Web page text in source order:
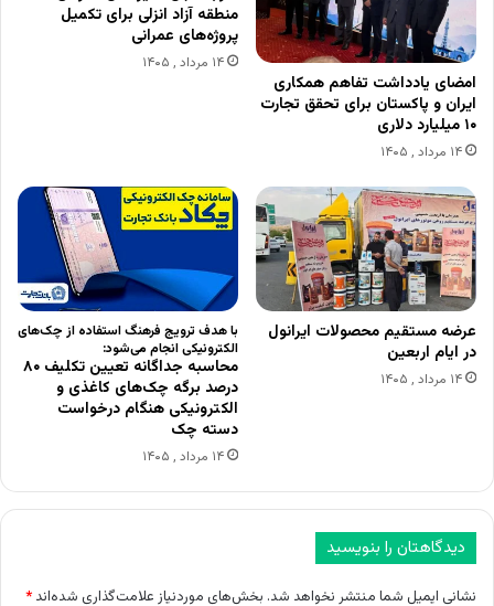
امضای یادداشت تفاهم همکاری
ایران و پاکستان برای تحقق تجارت
۱۰ میلیارد دلاری
۱۴ مرداد , ۱۴۰۵
منطقه آزاد انزلی برای تکمیل
پروژه‌های عمرانی
۱۴ مرداد , ۱۴۰۵
عرضه مستقیم محصولات ایرانول
در ایام اربعین
۱۴ مرداد , ۱۴۰۵
با هدف ترویج فرهنگ استفاده از چک‌های
الکترونیکی انجام می‌شود:
محاسبه جداگانه تعیین تکلیف ۸۰
درصد برگه چک‌های کاغذی و
الکترونیکی هنگام درخواست
دسته چک
۱۴ مرداد , ۱۴۰۵
دیدگاهتان را بنویسید
نشانی ایمیل شما منتشر نخواهد شد. بخش‌های موردنیاز علامت‌گذاری شده‌اند *